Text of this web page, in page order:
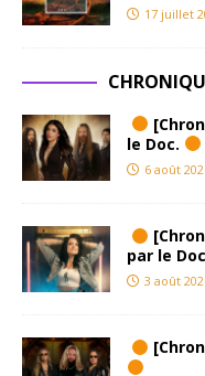
17 juillet
le Doc.
6 août
par le
3 août